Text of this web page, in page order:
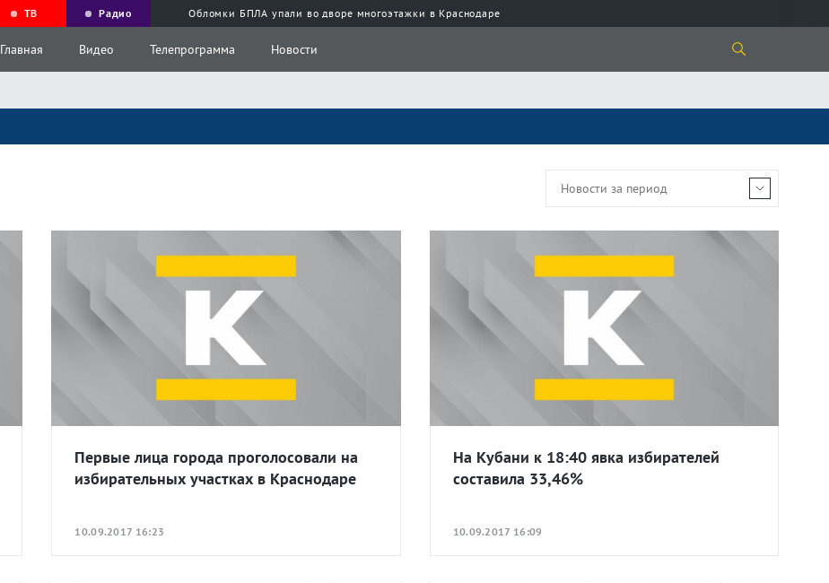
ТВ Радио Обломки БПЛА упали во дворе многоэтажки в Краснодаре
Главная Видео Телепрограмма Новости
Первые лица города проголосовали на
избирательных участках в Краснодаре
10.09.2017 16:23
На Кубани к 18:40 явка избирателей
составила 33,46%
10.09.2017 16:09